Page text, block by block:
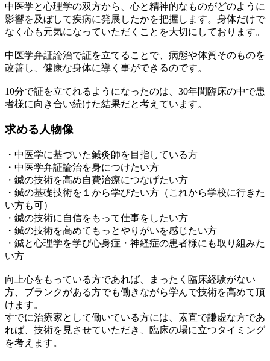
中医学と心理学の双方から、心と精神的なものがどのように
影響を及ぼして疾病に発展したかを把握します。身体だけで
なく心も元気になっていただくことを大切にしております。
中医学弁証論治で証を立てることで、病態や体質そのものを
改善し、健康な身体に導く事ができるのです。
10分で証を立てれるようになったのは、30年間臨床の中で患
者様に向き合い続けた結果だと考えています。
求める人物像
・中医学に基づいた鍼灸師を目指している方
・中医学弁証論治を身につけたい方
・鍼の技術を高め自費治療につなげたい方
・鍼の基礎技術を１から学びたい方（これから学校に行きた
い方も可）
・鍼の技術に自信をもって仕事をしたい方
・鍼の技術を高めてもっとやりがいを感じたい方
・鍼と心理学を学び心身症・神経症の患者様にも取り組みた
い方
向上心をもっている方であれば、まったく臨床経験がない
方、ブランクがある方でも働きながら学んで技術を高めて頂
けます。
すでに治療家として働いている方には、素直で謙虚な方であ
れば、技術を見させていただき、臨床の場に立つタイミング
を考えます。